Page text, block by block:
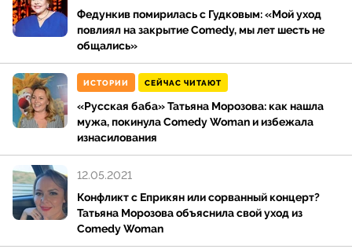
Федункив помирилась с Гудковым: «Мой уход
повлиял на закрытие Comedy, мы лет шесть не
общались»
ИСТОРИИ СЕЙЧАС ЧИТАЮТ
«Русская баба» Татьяна Морозова: как нашла
мужа, покинула Comedy Woman и избежала
изнасилования
Конфликт с Еприкян или сорванный концерт?
Татьяна Морозова объяснила свой уход из
Comedy Woman
12.05.2021